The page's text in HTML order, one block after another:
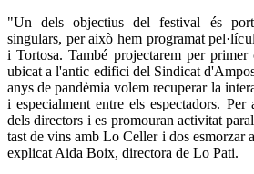
"Un dels objectius del festival és
singulars, per això hem programat
i Tortosa. També projectarem per
ubicat a l'antic edifici del Sindicat
anys de pandèmia volem recuperar la
i especialment entre els espectadors.
dels directors i es promouran activitat
tast de vins amb Lo Celler i dos esmorzar
explicat Aida Boix, directora de Lo Pati.